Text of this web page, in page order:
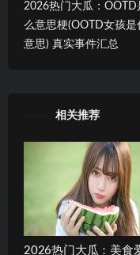
2026热门大瓜：OOTD
么意思梗(OOTD女孩是
意思) 真实事件汇总
相关推荐
2026热门大瓜：美食